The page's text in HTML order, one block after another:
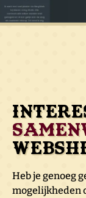
Heb je genoeg
mogelijkheden